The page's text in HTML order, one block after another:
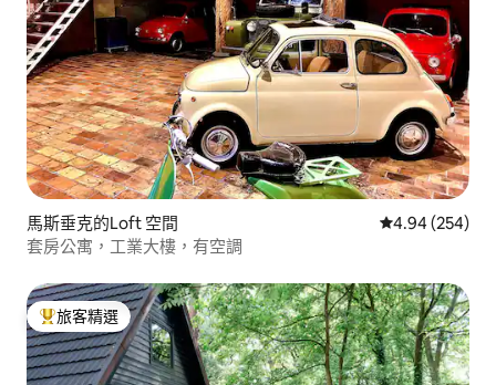
馬斯垂克的Loft 空間 從 254 則評價
4.94 (254)
套房公寓，工業大樓，有空調
旅客精選榜首
旅客精選